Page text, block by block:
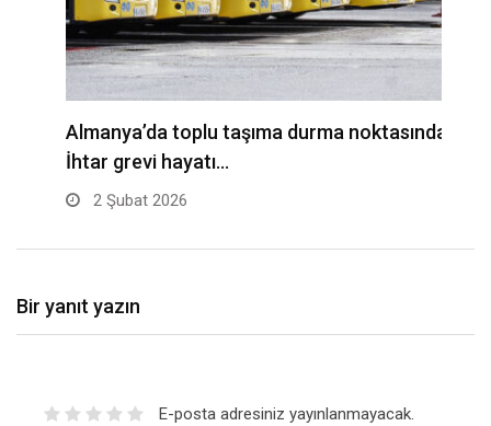
Almanya’da toplu taşıma durma noktasında:
İhtar grevi hayatı…
2 Şubat 2026
Bir yanıt yazın
E-posta adresiniz yayınlanmayacak.